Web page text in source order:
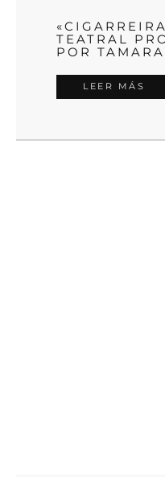
TEATRAL
POR
LEER MÁS